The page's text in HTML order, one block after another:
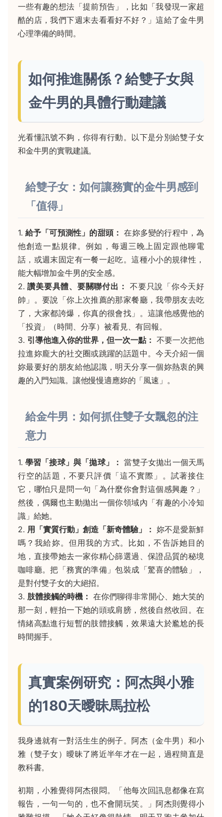
一些有趣的想法「提前預告」，比如「我發現一家超
酷的店，我們下週末去看看好不好？」這給了金牛男
心理準備的時間。
如何推進關係？給雙子女與
金牛男的具體行動建議
光看懂訊號不夠，你得有行動。以下是分別給雙子女
和金牛男的實戰建議。
給雙子女：如何讓務實的金牛男感到
「值得」
1. 給予「可預測性」的甜頭： 在妳多變的行程中，為
他創造一點規律。例如，每週三晚上固定跟他聊電
話，或週末固定有一餐一起吃。這種小小的規律性，
能大幅增加金牛男的安全感。
2.讚美要具體、要關聯付出： 不要只說「你今天好
帥」。要說「你上次推薦的那家餐廳，我帶朋友去吃
了，大家都誇爆，你真的很會找」。這讓他感覺他的
「投資」（時間、分享）被看見、有回報。
3. 引導他進入你的世界，但一次一點： 不要一次把他
拉進妳龐大的社交圈或跳躍的話題中。今天介紹一個
妳最要好的朋友給他認識，明天分享一個妳熱衷的興
趣的入門知識。讓他慢慢適應妳的「風速」。
給金牛男：如何抓住雙子女飄忽的注
意力
1. 學習「接球」與「拋球」： 當雙子女拋出一個天馬
行空的話題，不要只評價「這不實際」。試著接住
它，哪怕只是問一句「為什麼你會對這個感興趣？」
然後，偶爾也主動拋出一個你領域內「有趣的小冷知
識」給她。
2. 用「實質行動」創造「新奇體驗」： 妳不是愛新鮮
嗎？我給妳。但用我的方式。比如，不告訴她目的
地，直接帶她去一家你精心篩選過、保證品質的秘境
咖啡廳。把「務實的準備」包裝成「驚喜的體驗」，
是對付雙子女的大絕招。
3. 肢體接觸的時機： 在你們聊得非常開心、她大笑的
那一刻，輕拍一下她的頭或肩膀，然後自然收回。在
情緒高點進行短暫的肢體接觸，效果遠大於尷尬的長
時間握手。
真實案例研究：阿杰與小雅
的180天曖昧馬拉松
我身邊就有一對活生生的例子。阿杰（金牛男）和小
雅（雙子女）曖昧了將近半年才在一起，過程簡直是
教科書。
初期，小雅覺得阿杰很悶。「他每次回訊息都像在寫
報告，一句一句的，也不會開玩笑。」阿杰則覺得小